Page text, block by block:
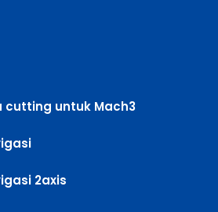
cutting untuk Mach3
2axis